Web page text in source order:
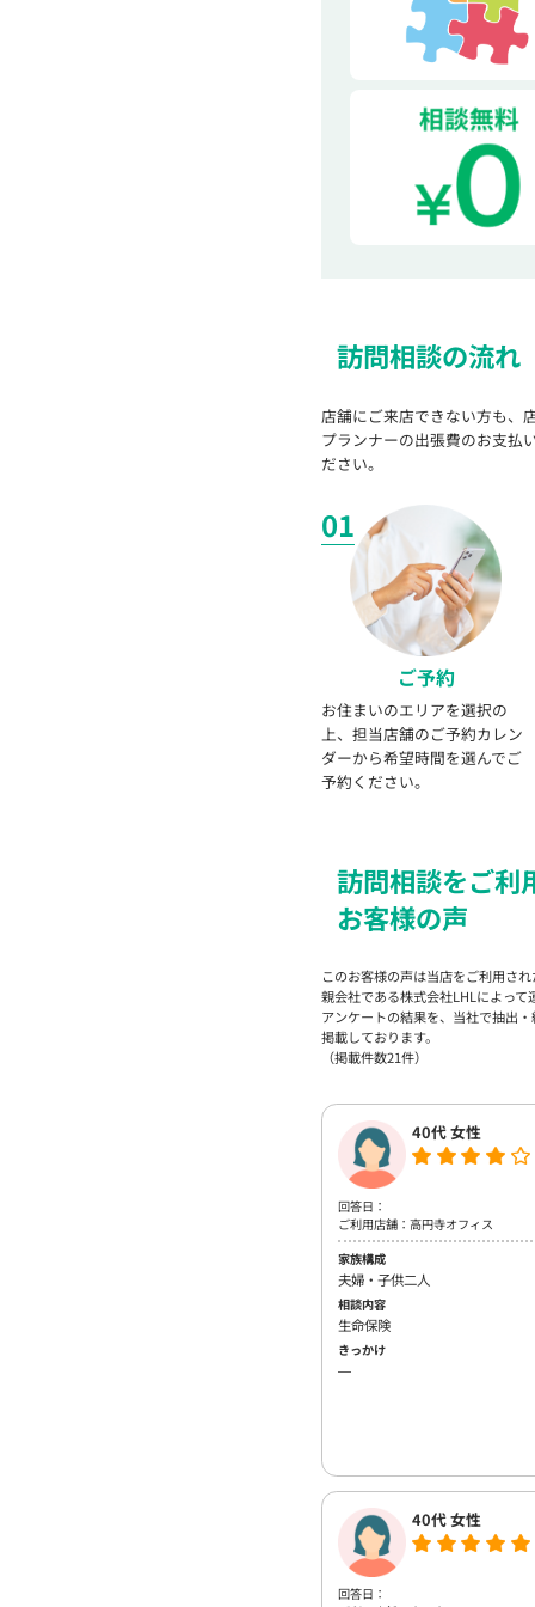
訪問相談の流れ
店舗にご来店できない方も、
プランナーの出張費のお支払
ださい。
01
ご予約
お住まいのエリアを選択の
上、担当店舗のご予約カレン
ダーから希望時間を選んでご
予約ください。
訪問相談をご利
お客様の声
このお客様の声は当店をご利用さ
親会社である株式会社LHLによって
アンケートの結果を、当社で抽出
掲載しております。
（掲載件数21件）
40代 女性
回答日：
ご利用店舗：高円寺オフィス
家族構成
夫婦・子供二人
相談内容
生命保険
きっかけ
―
40代 女性
回答日：